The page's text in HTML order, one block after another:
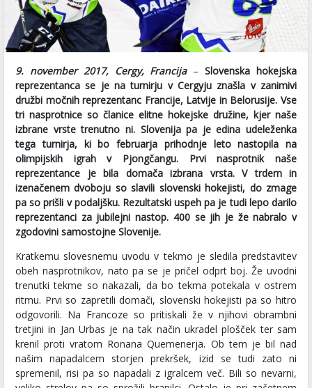
9. november 2017, Cergy, Francija–Slovenska hokejska
reprezentanca se je na turnirju v Cergyju znašla v zanimivi
družbi močnih reprezentanc Francije, Latvije in Belorusije. Vse
tri nasprotnice so članice elitne hokejske družine, kjer naše
izbrane vrste trenutno ni. Slovenija pa je edina udeleženka
tega turnirja, ki bo februarja prihodnje leto nastopila na
olimpijskih igrah v Pjongčangu. Prvi nasprotnik naše
reprezentance je bila domača izbrana vrsta. V trdem in
izenačenem dvoboju so slavili slovenski hokejisti, do zmage
pa so prišli v podaljšku. Rezultatski uspeh pa je tudi lepo darilo
reprezentanci za jubilejni nastop. 400 se jih je že nabralo v
zgodovini samostojne Slovenije.
Kratkemu slovesnemu uvodu v tekmo je sledila predstavitev
obeh nasprotnikov, nato pa se je pričel odprt boj. Že uvodni
trenutki tekme so nakazali, da bo tekma potekala v ostrem
ritmu. Prvi so zapretili domači, slovenski hokejisti pa so hitro
odgovorili. Na Francoze so pritiskali že v njihovi obrambni
tretjini in Jan Urbas je na tak način ukradel plošček ter sam
krenil proti vratom Ronana Quemenerja. Ob tem je bil nad
našim napadalcem storjen prekršek, izid se tudi zato ni
spremenil, risi pa so napadali z igralcem več. Bili so nevarni,